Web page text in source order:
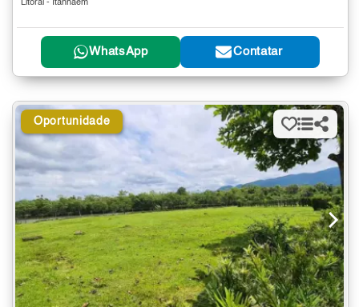
Litoral - Itanhaém
WhatsApp Contatar
Oportunidade